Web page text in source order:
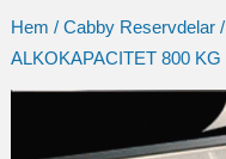
Hem / Cabby Reservdelar/
ALKOKAPACITET 800 KG